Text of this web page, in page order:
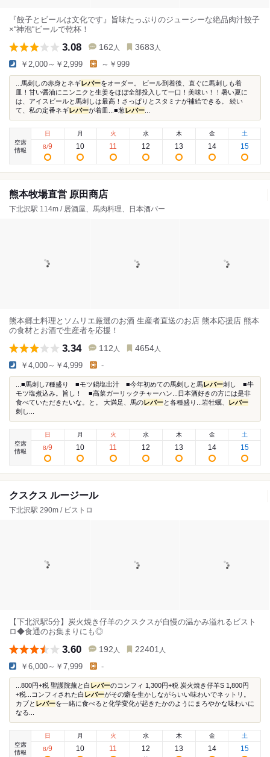
『餃子とビールは文化です』旨味たっぷりのジューシーな絶品肉汁餃子
×“神泡“ビールで乾杯！
3.08 162 人 3683 人
￥2,000～￥2,999 ～￥999
...馬刺しの赤身とネギ レバーをオーダー。 ビール到着後、直ぐに馬刺しも着
皿！甘い醤油にニンニクと生姜をほぼ全部投入して一口！美味い！！暑い夏に
は、アイスビールと馬刺しは最高！さっぱりとスタミナが補給できる。 続い
て、私の定番ネギ レバーが着皿...■葱 レバー
空席
情報
日
8/9
月
10
火
11
水
12
木
13
金
14
土
15
熊本牧場直営 原田商店
下北沢駅 114m / 居酒屋、馬肉料理、日本酒バー
熊本郷土料理とソムリエ厳選のお酒 生産者直送のお店 熊本応援店 熊本
の食材とお酒で生産者を応援！
3.34 112 人 4654 人
￥4,000～￥4,999 -
...■馬刺し7種盛り ■モツ鍋塩出汁 ■今年初めての馬刺しと馬 レバー刺し ■牛
モツ塩煮込み。旨し！ ■高菜ガーリックチャーハン...日本酒好きの方には是非
食べていただきたいな。と。 大満足、馬の レバーと各種盛り...岩牡蠣、
レバー
刺し...
空席
情報
日
8/9
月
10
火
11
水
12
木
13
金
14
土
15
クスクス ルージール
下北沢駅 290m / ビストロ
【下北沢駅5分】炭火焼き仔羊のクスクスが自慢の温かみ溢れるビスト
ロ◆食通のお集まりにも◎
3.60 192 人 22401 人
￥6,000～￥7,999 -
...800円+税 聖護院蕪と白 レバーのコンフィ 1,300円+税 炭火焼き仔羊S 1,800円
+税...コンフィされた白 レバーがその癖を生かしながらいい味わいでネットリ。
カブと レバーを一緒に食べると化学変化が起きたかのようにまろやかな味わいに
なる...
空席
情報
日
8/9
月
10
火
11
水
12
木
13
金
14
土
15